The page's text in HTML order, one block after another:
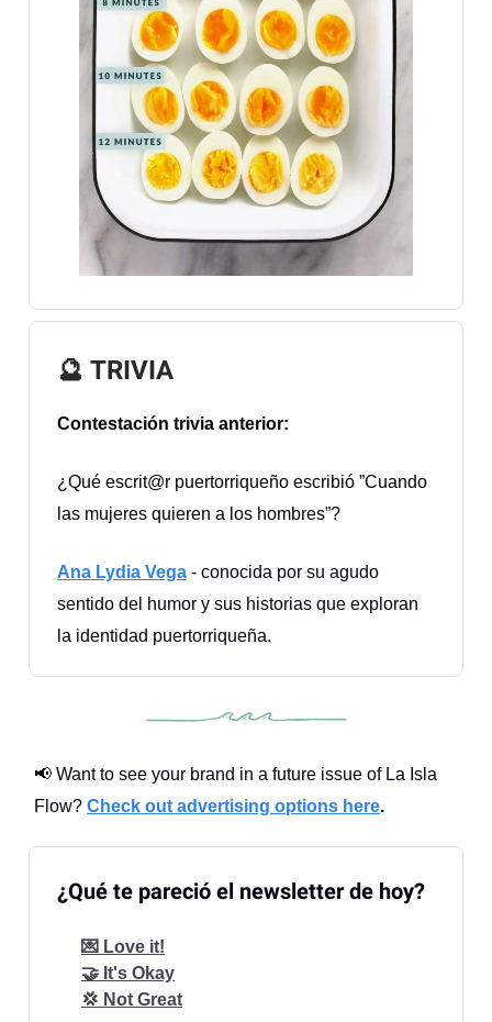
🔮 TRIVIA
Contestación trivia anterior:
¿Qué escrit@r puertorriqueño escribió ”Cuando
las mujeres quieren a los hombres”?
Ana Lydia Vega - conocida por su agudo
sentido del humor y sus historias que exploran
la identidad puertorriqueña.
📢 Want to see your brand in a future issue of La Isla
Flow? Check out advertising options here.
¿Qué te pareció el newsletter de hoy?
💌 Love it!
🤝 It's Okay
💢 Not Great